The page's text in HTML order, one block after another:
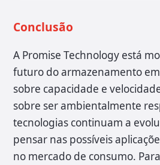
Conclusão
A Promise Technology está
futuro do armazenamento
sobre capacidade e
sobre ser ambientalmente
tecnologias continuam a
pensar nas possíveis
no mercado de consumo.